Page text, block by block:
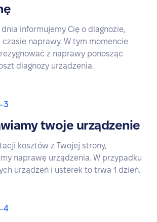
dnia informujemy Cię o diagnozie,
czasie naprawy. W tym momencie
z naprawy ponosząc
diagnozy urządzenia.
3
twoje urządzenie
kosztów z Twojej strony,
naprawę urządzenia. W przypadku
urządzeń i usterek to trwa 1 dzień.
4